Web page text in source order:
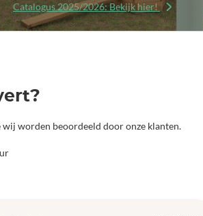
Catalogus 2025/2026: Bekijk hier!
worden beoordeeld door onze klanten.